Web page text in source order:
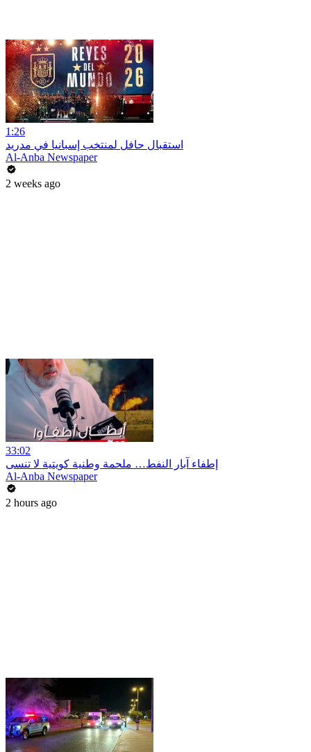
1:26
استقبال حافل لمنتخب إسبانيا في مدريد
Al-Anba Newspaper
2 weeks ago
33:02
إطفاء آبار النفط… ملحمة وطنية كويتية لا تنسى
Al-Anba Newspaper
2 hours ago